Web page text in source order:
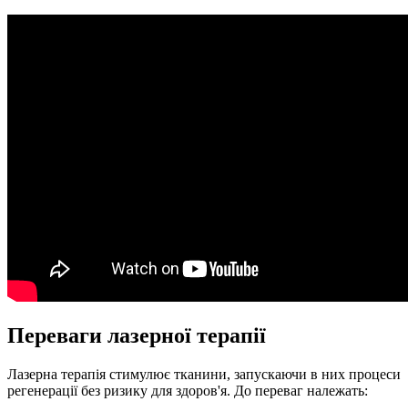
Переваги лазерної терапії
Лазерна терапія стимулює тканини, запускаючи в них процеси
регенерації без ризику для здоров'я. До переваг належать: